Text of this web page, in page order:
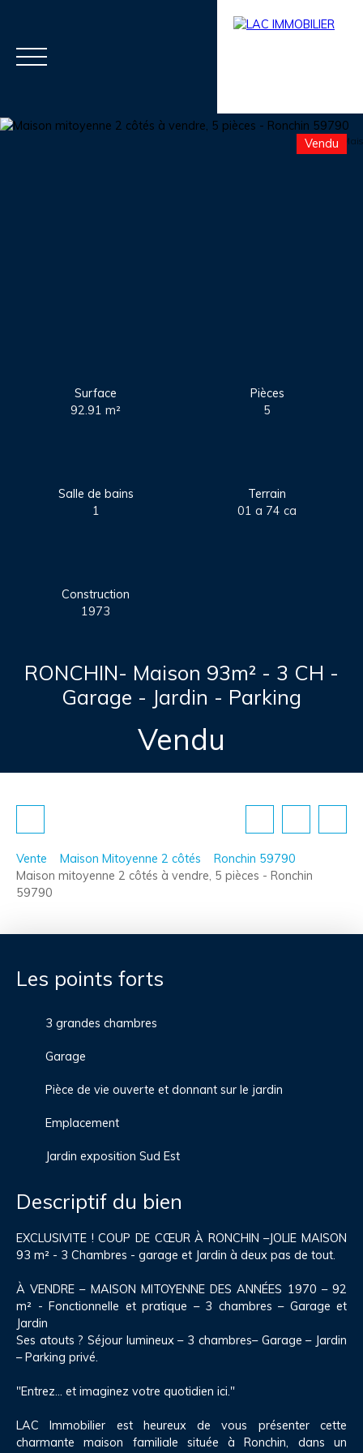
Vendu
Surface
92.91m²
Pièces
5
Salle de bains
1
Terrain
01 a 74 ca
Construction
1973
RONCHIN- Maison 93m² - 3 CH -
Garage - Jardin - Parking
Vendu
Vente Maison Mitoyenne 2 côtés
Ronchin 59790
Maison mitoyenne 2 côtés à vendre, 5 pièces - Ronchin
59790
Les points forts
3 grandes chambres
Garage
Pièce de vie ouverte et donnant sur le jardin
Emplacement
Jardin exposition Sud Est
Descriptif du bien
EXCLUSIVITE ! COUP DE CŒUR À RONCHIN –JOLIE MAISON
93 m² - 3 Chambres - garage et Jardin à deux pas de tout.
À VENDRE – MAISON MITOYENNE DES ANNÉES 1970 – 92
m² - Fonctionnelle et pratique – 3 chambres – Garage et
Jardin
Ses atouts ? Séjour lumineux – 3 chambres– Garage – Jardin
– Parking privé.
"Entrez… et imaginez votre quotidien ici."
LAC Immobilier est heureux de vous présenter cette
charmante maison familiale située à Ronchin, dans un